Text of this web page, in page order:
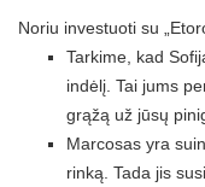
Noriu investuoti su
Tarkime, kad
indėlį. Tai jums
grąžą už jūsų
Marcosas yra
rinką. Tada jis